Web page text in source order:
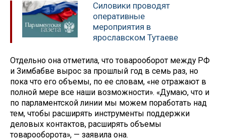
Силовики проводят
оперативные
мероприятия в
ярославском Тутаеве
Отдельно она отметила, что товарооборот между РФ
и Зимбабве вырос за прошлый год в семь раз, но
пока что его объемы, по ее словам, «не отражают в
полной мере все наши возможности». «Думаю, что и
по парламентской линии мы можем поработать над
тем, чтобы расширять инструменты поддержки
деловых контактов, расширять объемы
товарооборота», — заявила она.